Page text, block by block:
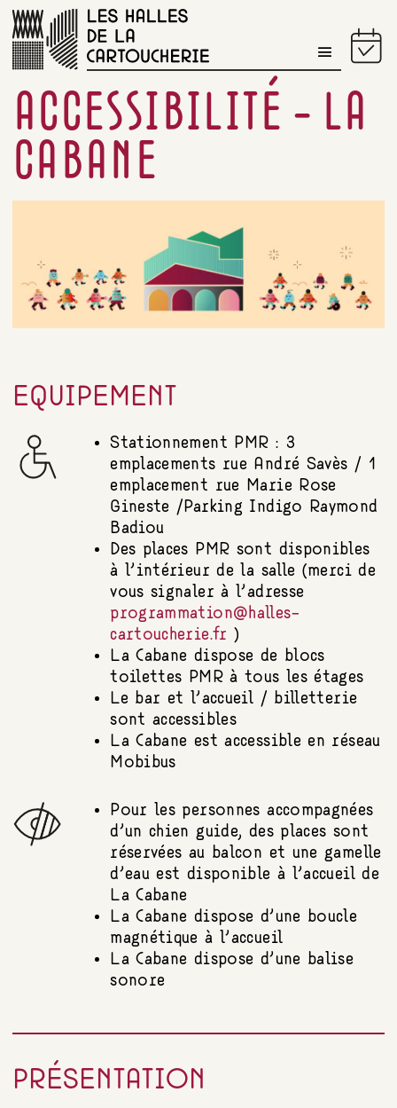
PROGRAMME DU JOUR
ACCESSIBILITÉ – LA
CABANE
EQUIPEMENT
Stationnement PMR : 3
emplacements rue André Savès / 1
emplacement rue Marie Rose
Gineste /Parking Indigo Raymond
Badiou
Des places PMR sont disponibles
à l’intérieur de la salle (merci de
vous signaler à l’adresse
programmation@halles-
cartoucherie.fr )
La Cabane dispose de blocs
toilettes PMR à tous les étages
Le bar et l’accueil / billetterie
sont accessibles
La Cabane est accessible en réseau
Mobibus
Pour les personnes accompagnées
d’un chien guide, des places sont
réservées au balcon et une gamelle
d’eau est disponible à l’accueil de
La Cabane
La Cabane dispose d’une boucle
magnétique à l’accueil
La Cabane dispose d’une balise
sonore
PRÉSENTATION